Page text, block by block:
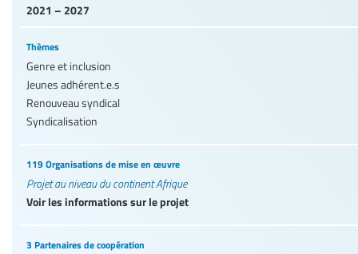
2021 – 2027
Thèmes
Genre et inclusion
Jeunes adhérent.e.s
Renouveau syndical
Syndicalisation
119 Organisations de mise en œuvre
Projet au niveau du continent Afrique
Voir les informations sur le projet
3 Partenaires de coopération